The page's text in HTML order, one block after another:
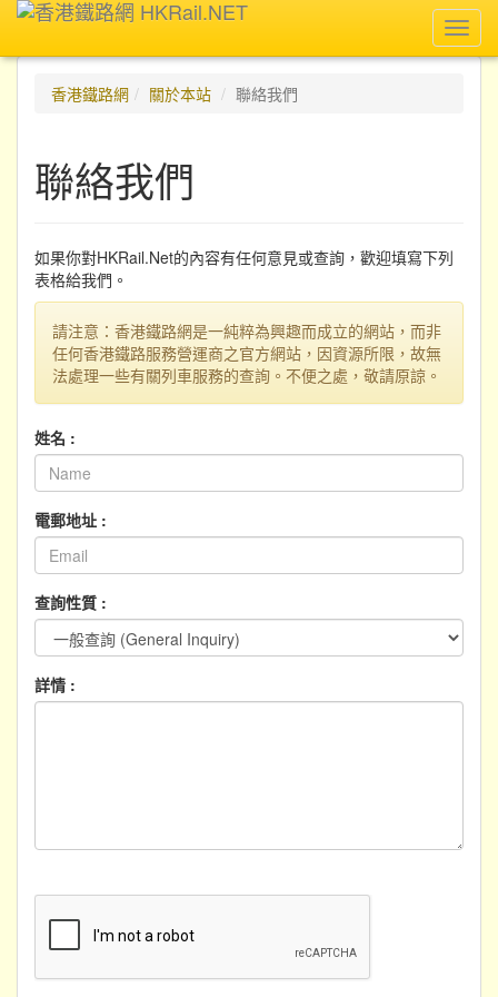
香港鐵路網
關於本站 聯絡我們
聯絡我們
如果你對HKRail.Net的內容有任何意見或查詢，歡迎填寫下列
表格給我們。
請注意：香港鐵路網是一純粹為興趣而成立的網站，而非
任何香港鐵路服務營運商之官方網站，因資源所限，故無
法處理一些有關列車服務的查詢。不便之處，敬請原諒。
姓名 :
電郵地址 :
查詢性質 :
詳情 :